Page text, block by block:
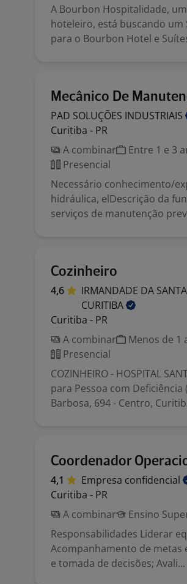
A Bourbon Hospitalidade,
hoteleiro, está buscando um
para o Bourbon Hotel e
Mecânico De
PAD SOLUÇÕES INDUSTRIAIS
Curitiba - PR
A combinar
Entre 1 e 3
Presencial
Necessário conhecimento/
hidráulica, elDescrição da
serviços de manutenção
Cozinheiro
4,6
IRMANDADE DA
CURITIBA
Curitiba - PR
A combinar
Menos de 1
Presencial
COZINHEIRO - HOSPITAL
para Pessoa com Deficiência
Barbosa, 694 - Centro,
Coordenador
4,1 Empresa confidencial
Curitiba - PR
A combinar
Ensino
Responsabilidades Liderar
Acompanhamento de metas
e tomada de decisões; Avali...